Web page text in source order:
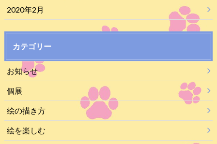
2020年2月
カテゴリー
お知らせ
個展
絵の描き方
絵を楽しむ